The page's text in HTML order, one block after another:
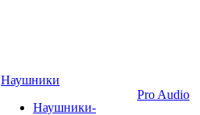
Наушники
Наушники-
Pro Audio